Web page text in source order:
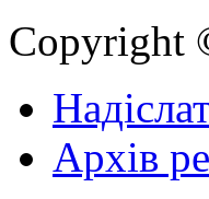
Copyright
Архів